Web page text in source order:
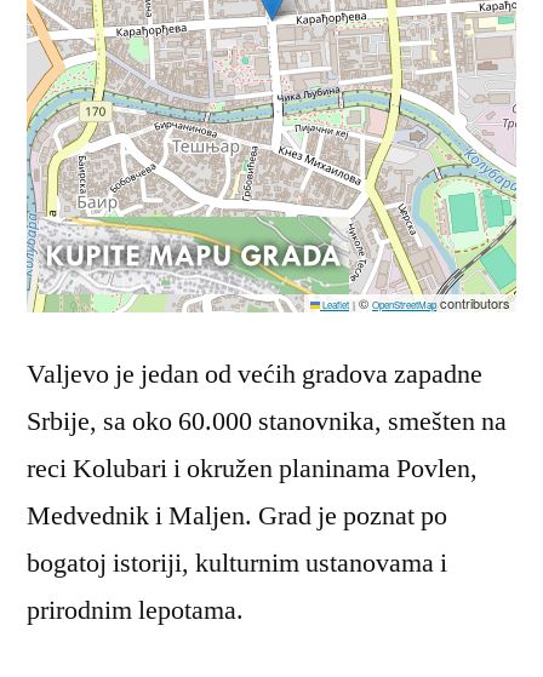
Leaflet | © OpenStreetMapcontributors
Valjevo je jedan od većih gradova zapadne
Srbije, sa oko 60.000 stanovnika, smešten na
reci Kolubari i okružen planinama Povlen,
Medvednik i Maljen. Grad je poznat po
bogatoj istoriji, kulturnim ustanovama i
prirodnim lepotama.